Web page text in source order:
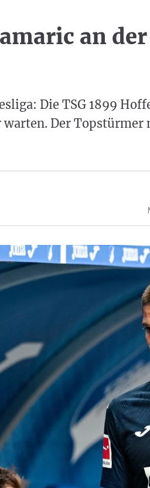
an
Die TSG 1899
Der Topstürmer